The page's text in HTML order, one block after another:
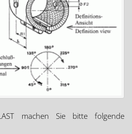
machen Sie bitte folgende